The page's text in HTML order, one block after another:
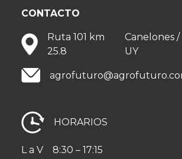
CONTACTO
Ruta 101 km
25.8
Canelones /
UY
HORARIOS
L a V 8:30 – 17:15